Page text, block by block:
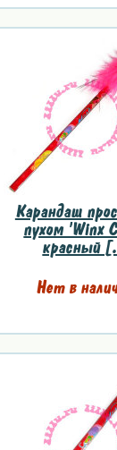
Карандаш
пухом 'Winx
красный
Нет в